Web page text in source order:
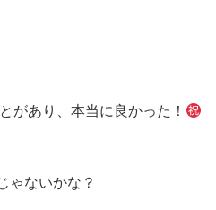
があり、本当に良かった！
ゃないかな？